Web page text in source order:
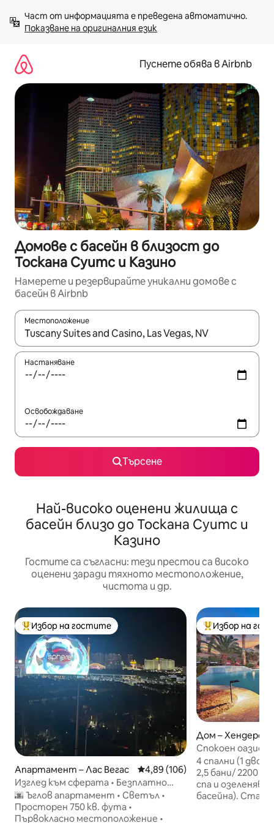
към
съдържанието
Показване на оригиналния език
Пуснете обява в Airbnb
Домове с басейн в близост до
Тоскана Суитс и Казино
Намерете и резервирайте уникални домове с
басейн в Airbnb
Местоположение
Когато резултатите се покажат, използвайте
Настаняване
Освобождаване
Търсене
Най-високо оценени жилища с
басейн близо до Тоскана Суитс и
Казино
Гостите са съгласни: тези престои са високо
оценени заради тяхното местоположение,
чистота и др.
Най-популярен избор на гостите
Избор на гостите
Апартамент – Лас Вегас Средна оценка: 4,89 от 5,
4,89 (106)
Изглед към сферата • Безплатно
паркиране • Разходка до Стрип
🌆 Ъглов апартамент • Светъл •
Просторен 750 кв. фута •
Първокласно местоположение •
Най-популярен
Избор на
Дом –
Спокоен оазис
допълнително)
4 спални (1
2,5 бани/ 2200
спа и
басейна). Стая за игри, добре